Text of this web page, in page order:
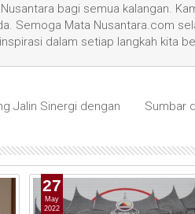
bagi semua kalangan.
Semoga Mata Nusantara.com
dalam setiap langkah kita
Jalin Sinergi dengan
Sumbar
27
May
2022